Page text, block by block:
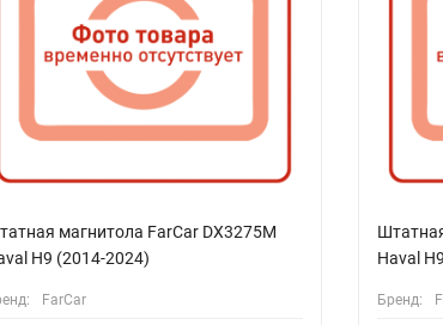
магнитола FarCar DX3275M
H9 (2014-2024)
FarCar
Haval
Бренд: